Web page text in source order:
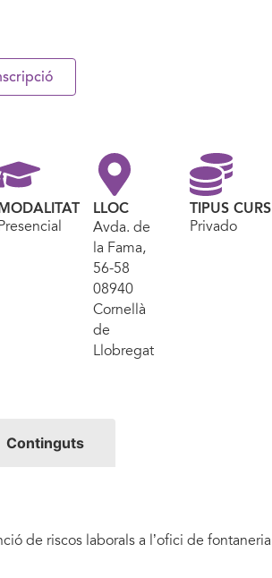
LLOC
Avda. de
la Fama,
56-58
08940
Cornellà
de
Llobregat
TIPUS CURS
Privado
Continguts
de riscos laborals a l’ofici de fontaneria